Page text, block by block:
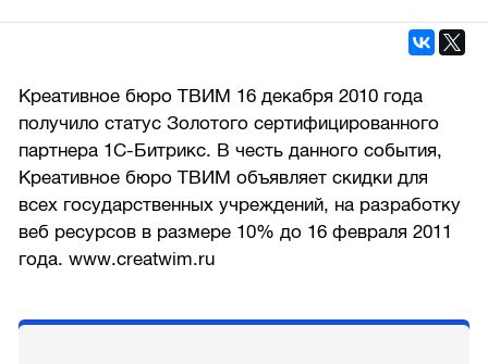
Креативное бюро ТВИМ 16 декабря 2010 года
получило статус Золотого сертифицированного
партнера 1С-Битрикс. В честь данного события,
Креативное бюро ТВИМ объявляет скидки для
всех государственных учреждений, на разработку
веб ресурсов в размере 10% до 16 февраля 2011
года. www.creatwim.ru